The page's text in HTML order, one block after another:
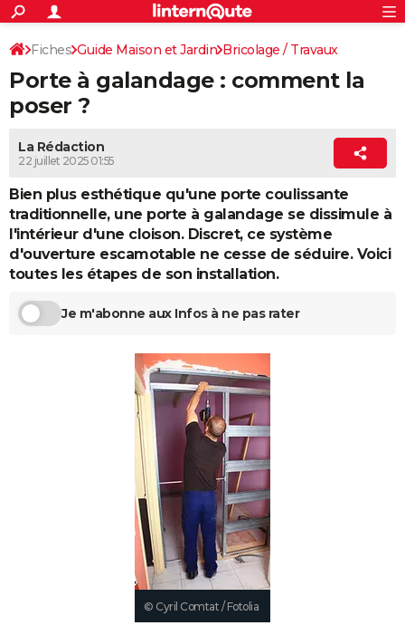
ACTUALITÉS
Politique
Société
Faits Divers
Education
Monde
Villes
+
SPORT
Coupe du monde 2026
Football
Tennis
Cyclisme
Rugby
Forum
Retraite
Impôts
Epargne
Immobilier
Risques naturels par ville
Banque
Assurance
Crédit
AUTO
Essais
Réserver un essai
Citadines
Berlines
SUV
Forum auto
+HIGH-TECH
Mobiles
Meilleur smartphone
Internet
Ordinateurs
Jeux vidéo
Guide high-tech
+BRICOLAGE
Forum
Aménagement intérieur
Extérieur
Cuisine
Salle de bains
Jardinage
Rangement
+WEEK-END
Guides de France
Escapades
Patrimoine
Expositions
Musées
Week-end nature
+LIFESTYLE
Rechercher
S'inscrire
Connexion
Fiches Guide Maison et Jardin Bricolage / Travaux
Menuiserie / Fermetures Portes
Porte à galandage : comment la
poser ?
La Rédaction
22 juillet 2025 01:55
Bien plus esthétique qu'une porte coulissante
traditionnelle, une porte à galandage se dissimule à
l'intérieur d'une cloison. Discret, ce système
d'ouverture escamotable ne cesse de séduire. Voici
toutes les étapes de son installation.
Je m'abonne aux Infos à ne pas rater
© Cyril Comtat / Fotolia